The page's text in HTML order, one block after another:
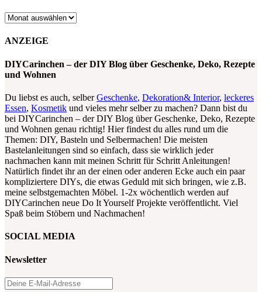
Archiv
ANZEIGE
DIYCarinchen – der DIY Blog über Geschenke, Deko, Rezepte
und Wohnen
Du liebst es auch, selberGeschenke, Dekoration& Interior, leckeres
Essen, Kosmetik und vieles mehr selber zu machen? Dann bist du
bei DIYCarinchen – der DIY Blog über Geschenke, Deko, Rezepte
und Wohnen genau richtig! Hier findest du alles rund um die
Themen: DIY, Basteln und Selbermachen! Die meisten
Bastelanleitungen sind so einfach, dass sie wirklich jeder
nachmachen kann mit meinen Schritt für Schritt Anleitungen!
Natürlich findet ihr an der einen oder anderen Ecke auch ein paar
kompliziertere DIYs, die etwas Geduld mit sich bringen, wie z.B.
meine selbstgemachten Möbel. 1-2x wöchentlich werden auf
DIYCarinchen neue Do It Yourself Projekte veröffentlicht. Viel
Spaß beim Stöbern und Nachmachen!
SOCIAL MEDIA
Newsletter